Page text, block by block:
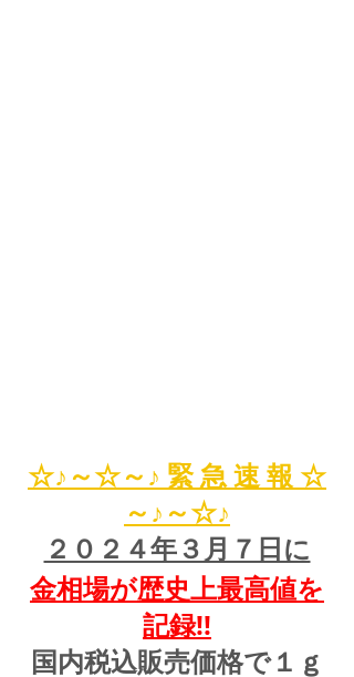
☆♪～☆～♪ 緊 急 速 報 ☆
～♪～☆♪
２０２４年３月７日に
金相場が歴史上最高値を
記録!!
国内税込販売価格で１ｇ